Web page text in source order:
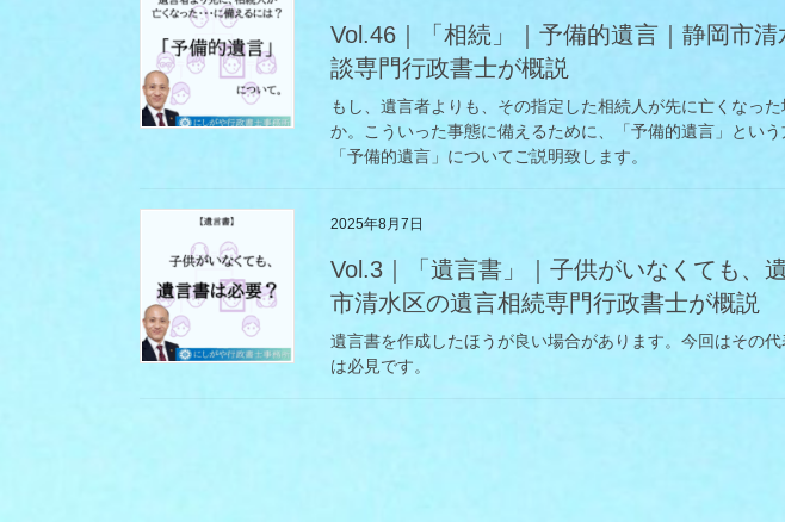
Vol.46｜「相続」｜予備的遺言｜静岡市
談専門行政書士が概説
もし、遺言者よりも、その指定した相続人が先に亡くなっ
か。こういった事態に備えるために、「予備的遺言」とい
「予備的遺言」についてご説明致します。
2025年8月7日
Vol.3｜「遺言書」｜子供がいなくても、
市清水区の遺言相続専門行政書士が概説
遺言書を作成したほうが良い場合があります。今回はその
は必見です。